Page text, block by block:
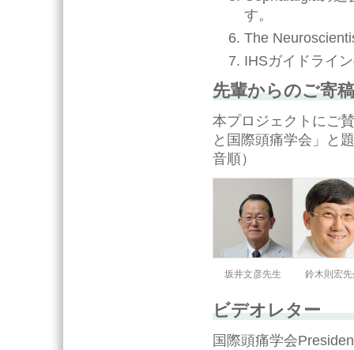
す。
The
IHSガイドライ
先輩からのご寄稿
本プロジェクトにご
と国際頭痛学会」と
音順）
坂井文彦先生 鈴木則宏
ビデオレター
国際頭痛学会